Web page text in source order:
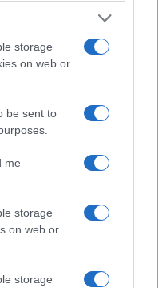
storage
on web or
be sent to
me
storage
on web or
storage